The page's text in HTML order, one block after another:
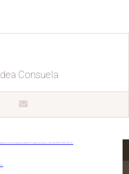
Consuela
pe perioadă nedeterminată, a postului de ADMINISTRATOR M I